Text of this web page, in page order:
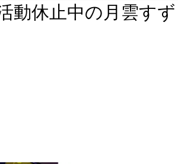
動休止中の月雲すず